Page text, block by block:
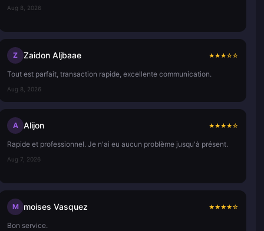
Aug 8, 2026
Z Zaidon Aljbaae ★★★☆☆
Tout est parfait, transaction rapide, excellente communication.
Aug 8, 2026
A Alijon ★★★★☆
Rapide et professionnel. Je n'ai eu aucun problème jusqu'à présent.
Aug 7, 2026
M moises Vasquez ★★★★☆
Bon service.